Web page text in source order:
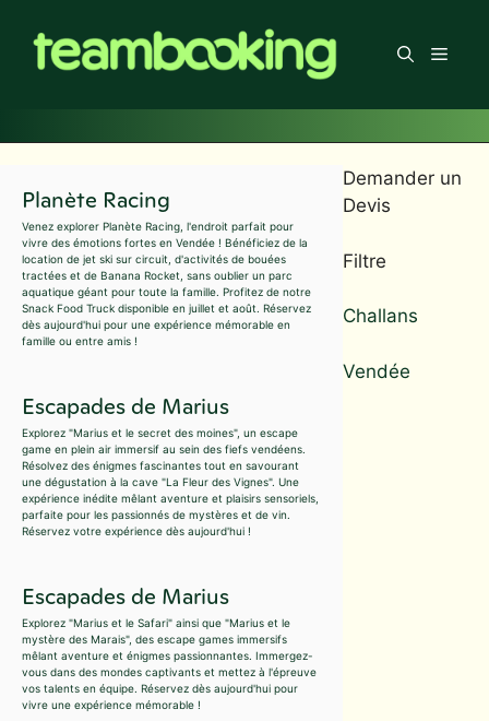
contenu
Menu
Planète Racing
Venez explorer Planète Racing, l'endroit parfait pour
vivre des émotions fortes en Vendée ! Bénéficiez de la
location de jet ski sur circuit, d'activités de bouées
tractées et de Banana Rocket, sans oublier un parc
aquatique géant pour toute la famille. Profitez de notre
Snack Food Truck disponible en juillet et août. Réservez
dès aujourd'hui pour une expérience mémorable en
famille ou entre amis !
Escapades de Marius
Explorez "Marius et le secret des moines", un escape
game en plein air immersif au sein des fiefs vendéens.
Résolvez des énigmes fascinantes tout en savourant
une dégustation à la cave "La Fleur des Vignes". Une
expérience inédite mêlant aventure et plaisirs sensoriels,
parfaite pour les passionnés de mystères et de vin.
Réservez votre expérience dès aujourd'hui !
Escapades de Marius
Explorez "Marius et le Safari" ainsi que "Marius et le
mystère des Marais", des escape games immersifs
mêlant aventure et énigmes passionnantes. Immergez-
vous dans des mondes captivants et mettez à l'épreuve
vos talents en équipe. Réservez dès aujourd'hui pour
vivre une expérience mémorable !
Demander un
Devis
Filtre
Challans
Vendée